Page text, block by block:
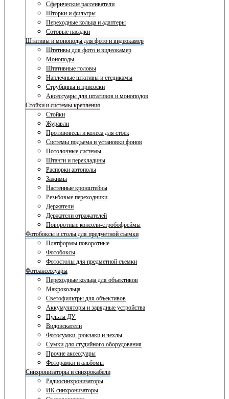
Сферические рассеиватели
Шторки и фильтры
Переходные кольца и адаптеры
Сотовые насадки
Штативы и моноподы для фото и видеокамер
Штативы для фото и видеокамер
Моноподы
Штативные головы
Наплечные штативы и стедикамы
Струбцины и присоски
Аксессуары для штативов и моноподов
Стойки и системы крепления
Стойки
Журавли
Противовесы и колеса для стоек
Системы подъема и установки фонов
Потолочные системы
Штанги и перекладины
Распорки автополы
Зажимы
Настенные кронштейны
Резьбовые переходники
Держатели
Держатели отражателей
Поворотные консоли-стробофреймы
Фотобоксы и столы для предметной съемки
Платформы поворотные
Фотобоксы
Фотостолы для предметной съемки
Фотоаксессуары
Переходные кольца для объективов
Макрокольца
Светофильтры для объективов
Аккумуляторы и зарядные устройства
Пульты ДУ
Видоискатели
Фотосумки, рюкзаки и чехлы
Сумки для студийного оборудования
Прочие аксессуары
Фоторамки и альбомы
Синхронизаторы и синхрокабели
Радиосинхронизаторы
ИК синхронизаторы